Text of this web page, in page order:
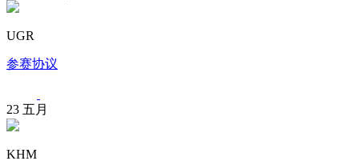
UGR
参赛协议
23 五月
KHM